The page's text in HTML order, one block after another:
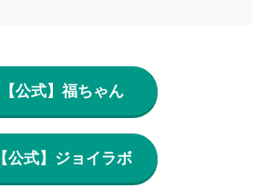
【公式】福ちゃん
【公式】ジョイラボ